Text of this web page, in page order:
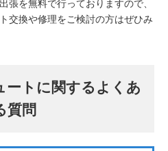
張を無料で行っておりますので、
交換や修理をご検討の方はぜひみ
ートに関するよくあ
質問